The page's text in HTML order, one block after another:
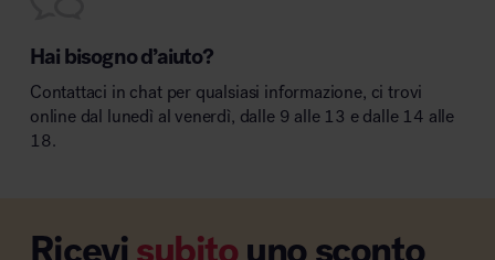
Hai bisogno d’aiuto?
Contattaci in chat per qualsiasi informazione, ci trovi
online dal lunedì al venerdì, dalle 9 alle 13 e dalle 14 alle
18.